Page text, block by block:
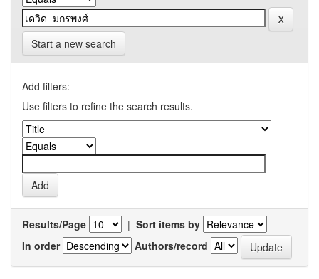
Start a new search
Add filters:
Use filters to refine the search results.
Results/Page | Sort items by
In order
Authors/record